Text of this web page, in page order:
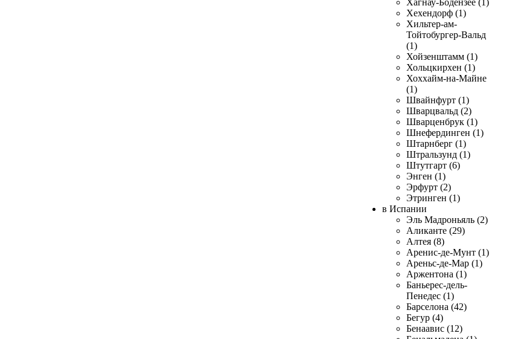
Хагнау-Бодензее (1)
Хехендорф (1)
Хильтер-ам-
Тойтобургер-Вальд
(1)
Хойзенштамм (1)
Хольцкирхен (1)
Хоххайм-на-Майне
(1)
Швайнфурт (1)
Шварцвальд (2)
Шварценбрук (1)
Шнефердинген (1)
Штарнберг (1)
Штральзунд (1)
Штутгарт (6)
Энген (1)
Эрфурт (2)
Этринген (1)
в Испании
Эль Мадроньяль (2)
Аликанте (29)
Алтея (8)
Аренис-де-Мунт (1)
Ареньс-де-Мар (1)
Аржентона (1)
Баньерес-дель-
Пенедес (1)
Барселона (42)
Бегур (4)
Бенаавис (12)